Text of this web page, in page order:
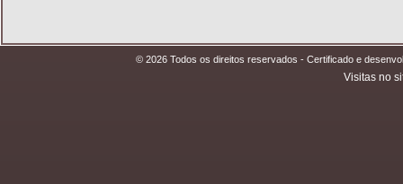
© 2026 Todos os direitos reservados - Certificado e
Visitas no